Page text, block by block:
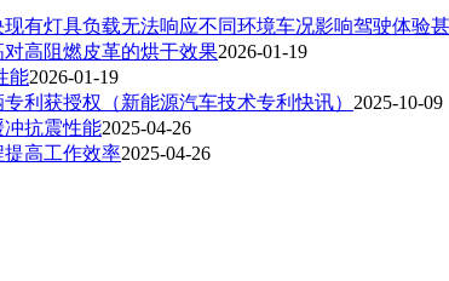
有灯具负载无法响应不同环境车况影响驾驶体验
高阻燃皮革的烘干效果2026-01-19
能2026-01-19
利获授权（新能源汽车技术专利快讯） 2025-10-09
抗震性能2025-04-26
高工作效率2025-04-26